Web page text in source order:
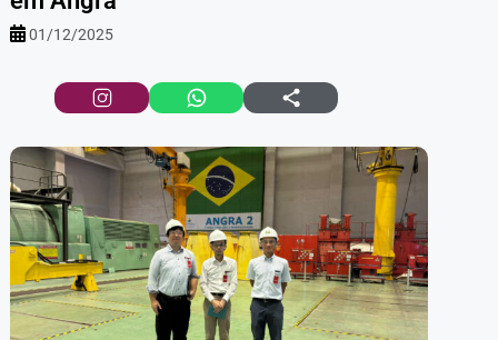
01/12/2025